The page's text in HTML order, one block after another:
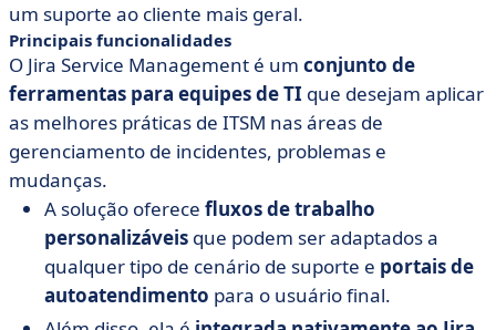
um suporte ao cliente mais geral.
Principais funcionalidades
O Jira Service Management é um conjunto de
ferramentas para equipes de TI que desejam aplicar
as melhores práticas de ITSM nas áreas de
gerenciamento de incidentes, problemas e
mudanças.
A solução oferece fluxos de trabalho
personalizáveis que podem ser adaptados a
qualquer tipo de cenário de suporte e portais de
autoatendimento para o usuário final.